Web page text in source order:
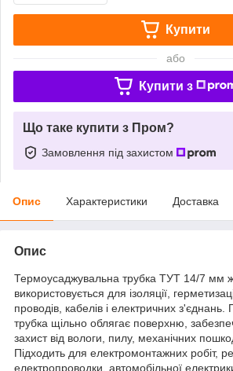
Купити
або
Купити з
Що таке купити з Пром?
Замовлення під захистом
Опис Характеристики Доставка
Опис
Термоусаджувальна трубка ТУТ 14/7 мм
використовується для ізоляції,
проводів, кабелів і електричних з'єднань.
трубка щільно облягає поверхню,
захист від вологи, пилу, механічних
Підходить для електромонтажних робіт,
електропроводки, автомобільної